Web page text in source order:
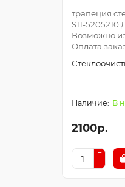
трапеция
S11-
Возможно
Оплата
В
2100р.